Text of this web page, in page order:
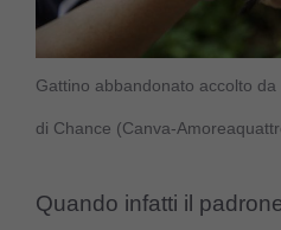
Gattino abbandonato accolto
di Chance (Canva-
Quando infatti il